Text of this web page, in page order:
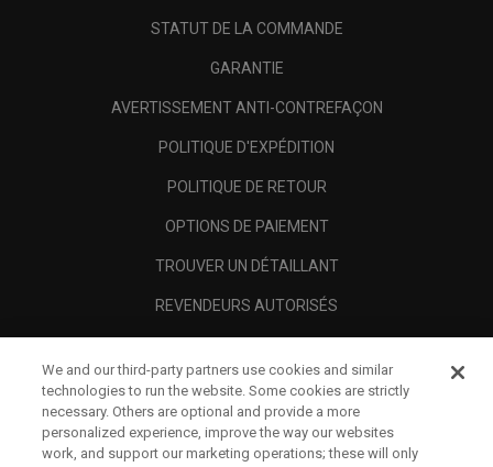
STATUT DE LA COMMANDE
GARANTIE
AVERTISSEMENT ANTI-CONTREFAÇON
POLITIQUE D'EXPÉDITION
POLITIQUE DE RETOUR
OPTIONS DE PAIEMENT
TROUVER UN DÉTAILLANT
REVENDEURS AUTORISÉS
A PROPOS
MENTIONS LÉGALES
We and our third-party partners use cookies and similar
technologies to run the website. Some cookies are strictly
necessary. Others are optional and provide a more
personalized experience, improve the way our websites
work, and support our marketing operations; these will only